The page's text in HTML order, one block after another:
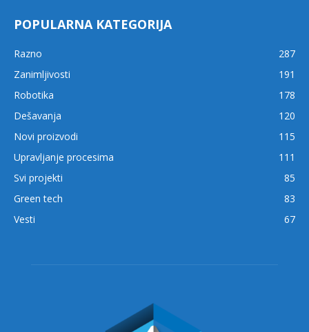
POPULARNA KATEGORIJA
Razno
287
Zanimljivosti
191
Robotika
178
Dešavanja
120
Novi proizvodi
115
Upravljanje procesima
111
Svi projekti
85
Green tech
83
Vesti
67